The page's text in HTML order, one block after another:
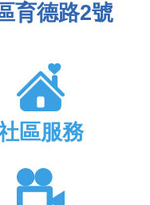
育德路2號
區服務